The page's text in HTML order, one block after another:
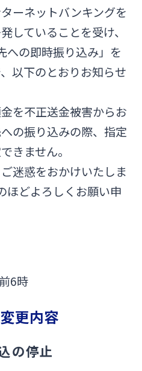
シリーズ
オン
チャットで相談
ーネットバンキングを
していることを受け、
への即時振り込み」を
以下のとおりお知らせ
を不正送金被害からお
の振り込みの際、指定
きません。
迷惑をおかけいたしま
ほどよろしくお願い申
6時
更内容
の停止